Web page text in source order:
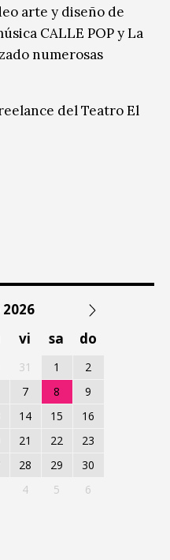
arte y diseño de
CALLE POP y La
numerosas
del Teatro El
vi sa do
31 1
2
7 8
9
14 15
16
21 22
23
28 29
30
4 5 6